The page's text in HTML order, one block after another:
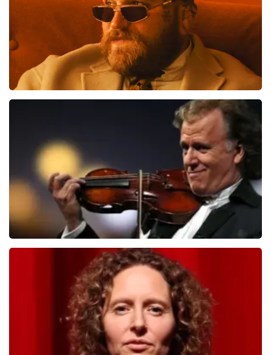
BESTEL NU
Andre Rieu
laatste 30 minuten
BESTEL NU